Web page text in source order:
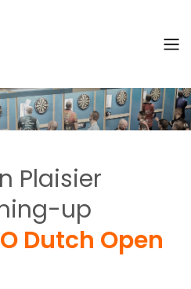
Plaisier
up
Dutch Open